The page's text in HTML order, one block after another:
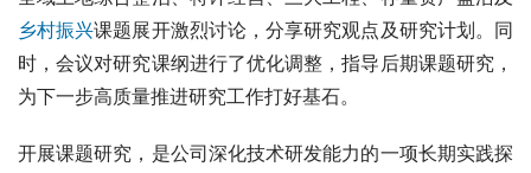
乡村振兴课题展开激烈讨论，分享研究观点及研究计划。同
时，会议对研究课纲进行了优化调整，指导后期课题研究，
为下一步高质量推进研究工作打好基石。
开展课题研究，是公司深化技术研发能力的一项长期实践探